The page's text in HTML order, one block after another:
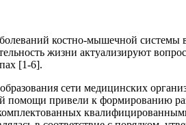
костно-мышечной системы
жизни актуализируют
[1-6].
сети медицинских
помощи привели к формированию